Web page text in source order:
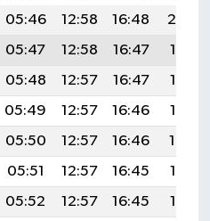
05:46 12:58 16:48
20:00
05:47 12:58 16:47
19:58
05:48 12:57 16:47
19:57
05:49 12:57 16:46
19:56
05:50 12:57 16:46
19:54
05:51 12:57 16:45
19:53
05:52 12:57 16:45
19:52